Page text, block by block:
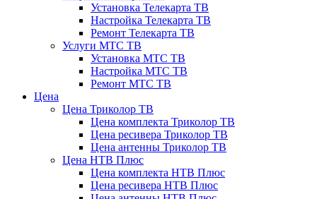
Установка Телекарта ТВ
Настройка Телекарта ТВ
Ремонт Телекарта ТВ
Услуги МТС ТВ
Установка МТС ТВ
Настройка МТС ТВ
Ремонт МТС ТВ
Цена
Цена Триколор ТВ
Цена комплекта Триколор ТВ
Цена ресивера Триколор ТВ
Цена антенны Триколор ТВ
Цена НТВ Плюс
Цена комплекта НТВ Плюс
Цена ресивера НТВ Плюс